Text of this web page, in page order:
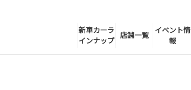
新車カーラ
インナップ
店舗一覧
イベント情
報